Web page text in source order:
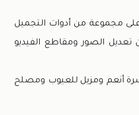
مجموعة من أدوات التجميل
تعديل الصور ومقاطع الفيديو
أنعم ومزيل للعيوب ومصلح